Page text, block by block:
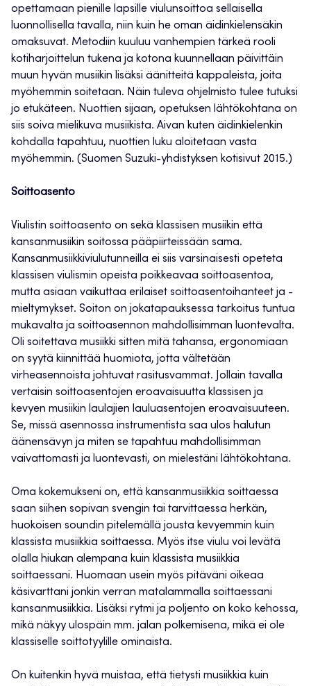
opettamaan pienille lapsille viulunsoittoa sellaisella
luonnollisella tavalla, niin kuin he oman äidinkielensäkin
omaksuvat. Metodiin kuuluu vanhempien tärkeä rooli
kotiharjoittelun tukena ja kotona kuunnellaan päivittäin
muun hyvän musiikin lisäksi äänitteitä kappaleista, joita
myöhemmin soitetaan. Näin tuleva ohjelmisto tulee tutuksi
jo etukäteen. Nuottien sijaan, opetuksen lähtökohtana on
siis soiva mielikuva musiikista. Aivan kuten äidinkielenkin
kohdalla tapahtuu, nuottien luku aloitetaan vasta
myöhemmin. (Suomen Suzuki-yhdistyksen kotisivut 2015.)
Soittoasento
Viulistin soittoasento on sekä klassisen musiikin että
kansanmusiikin soitossa pääpiirteissään sama.
Kansanmusiikkiviulutunneilla ei siis varsinaisesti opeteta
klassisen viulismin opeista poikkeavaa soittoasentoa,
mutta asiaan vaikuttaa erilaiset soittoasentoihanteet ja -
mieltymykset. Soiton on jokatapauksessa tarkoitus tuntua
mukavalta ja soittoasennon mahdollisimman luontevalta.
Oli soitettava musiikki sitten mitä tahansa, ergonomiaan
on syytä kiinnittää huomiota, jotta vältetään
virheasennoista johtuvat rasitusvammat. Jollain tavalla
vertaisin soittoasentojen eroavaisuutta klassisen ja
kevyen musiikin laulajien lauluasentojen eroavaisuuteen.
Se, missä asennossa instrumentista saa ulos halutun
äänensävyn ja miten se tapahtuu mahdollisimman
vaivattomasti ja luontevasti, on mielestäni lähtökohtana.
Oma kokemukseni on, että kansanmusiikkia soittaessa
saan siihen sopivan svengin tai tarvittaessa herkän,
huokoisen soundin pitelemällä jousta kevyemmin kuin
klassista musiikkia soittaessa. Myös itse viulu voi levätä
olalla hiukan alempana kuin klassista musiikkia
soittaessani. Huomaan usein myös pitäväni oikeaa
käsivarttani jonkin verran matalammalla soittaessani
kansanmusiikkia. Lisäksi rytmi ja poljento on koko kehossa,
mikä näkyy ulospäin mm. jalan polkemisena, mikä ei ole
klassiselle soittotyylille ominaista.
On kuitenkin hyvä muistaa, että tietysti musiikkia kuin